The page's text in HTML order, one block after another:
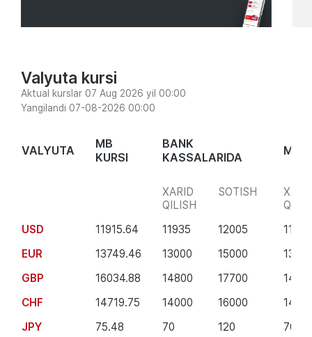
Valyuta kursi
Aktual kurslar 07 Aug 2026 yil 00:00
Yangilandi 07-08-2026 00:00
VALYUTA
MB
KURSI
BANK
KASSALARIDA
XARID
QILISH
SOTISH
USD
11915.64 11935 12005
11900
EUR
13749.46 13000 15000
GBP
16034.88 14800 17700
CHF
14719.75 14000 16000
JPY
75.48 70 120
70